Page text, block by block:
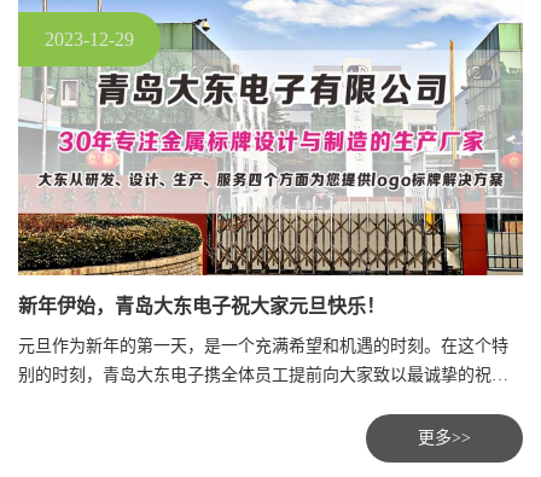
2023-12-29
新年伊始，青岛大东电子祝大家元旦快乐！
元旦作为新年的第一天，是一个充满希望和机遇的时刻。在这个特
别的时刻，青岛大东电子携全体员工提前向大家致以最诚挚的祝
更多>>